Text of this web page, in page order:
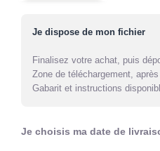
Je dispose de mon fichier
Finalisez votre achat, puis
Zone de téléchargement, après
Gabarit et instructions
Je choisis ma date de